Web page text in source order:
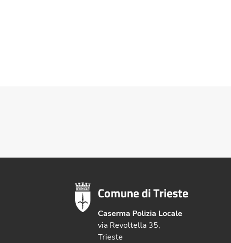
Comune di Trieste
Caserma Polizia Locale
via Revoltella 35,
Trieste